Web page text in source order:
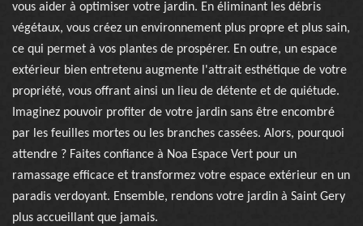
vous aider à optimiser votre jardin. En éliminant les débris
végétaux, vous créez un environnement plus propre et plus sain,
ce qui permet à vos plantes de prospérer. En outre, un espace
extérieur bien entretenu augmente l'attrait esthétique de votre
propriété, vous offrant ainsi un lieu de détente et de quiétude.
Imaginez pouvoir profiter de votre jardin sans être encombré
par les feuilles mortes ou les branches cassées. Alors, pourquoi
attendre ? Faites confiance à Noa Espace Vert pour un
ramassage efficace et transformez votre espace extérieur en un
paradis verdoyant. Ensemble, rendons votre jardin à Saint Gery
plus accueillant que jamais.